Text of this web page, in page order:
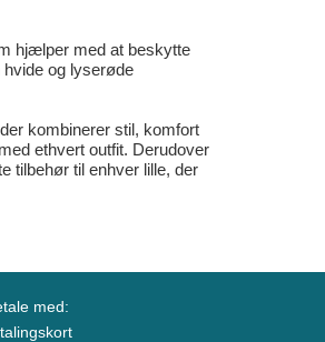
hjælper med at beskytte
og lyserøde
kombinerer stil, komfort
ethvert outfit. Derudover
tilbehør til enhver lille, der
med: